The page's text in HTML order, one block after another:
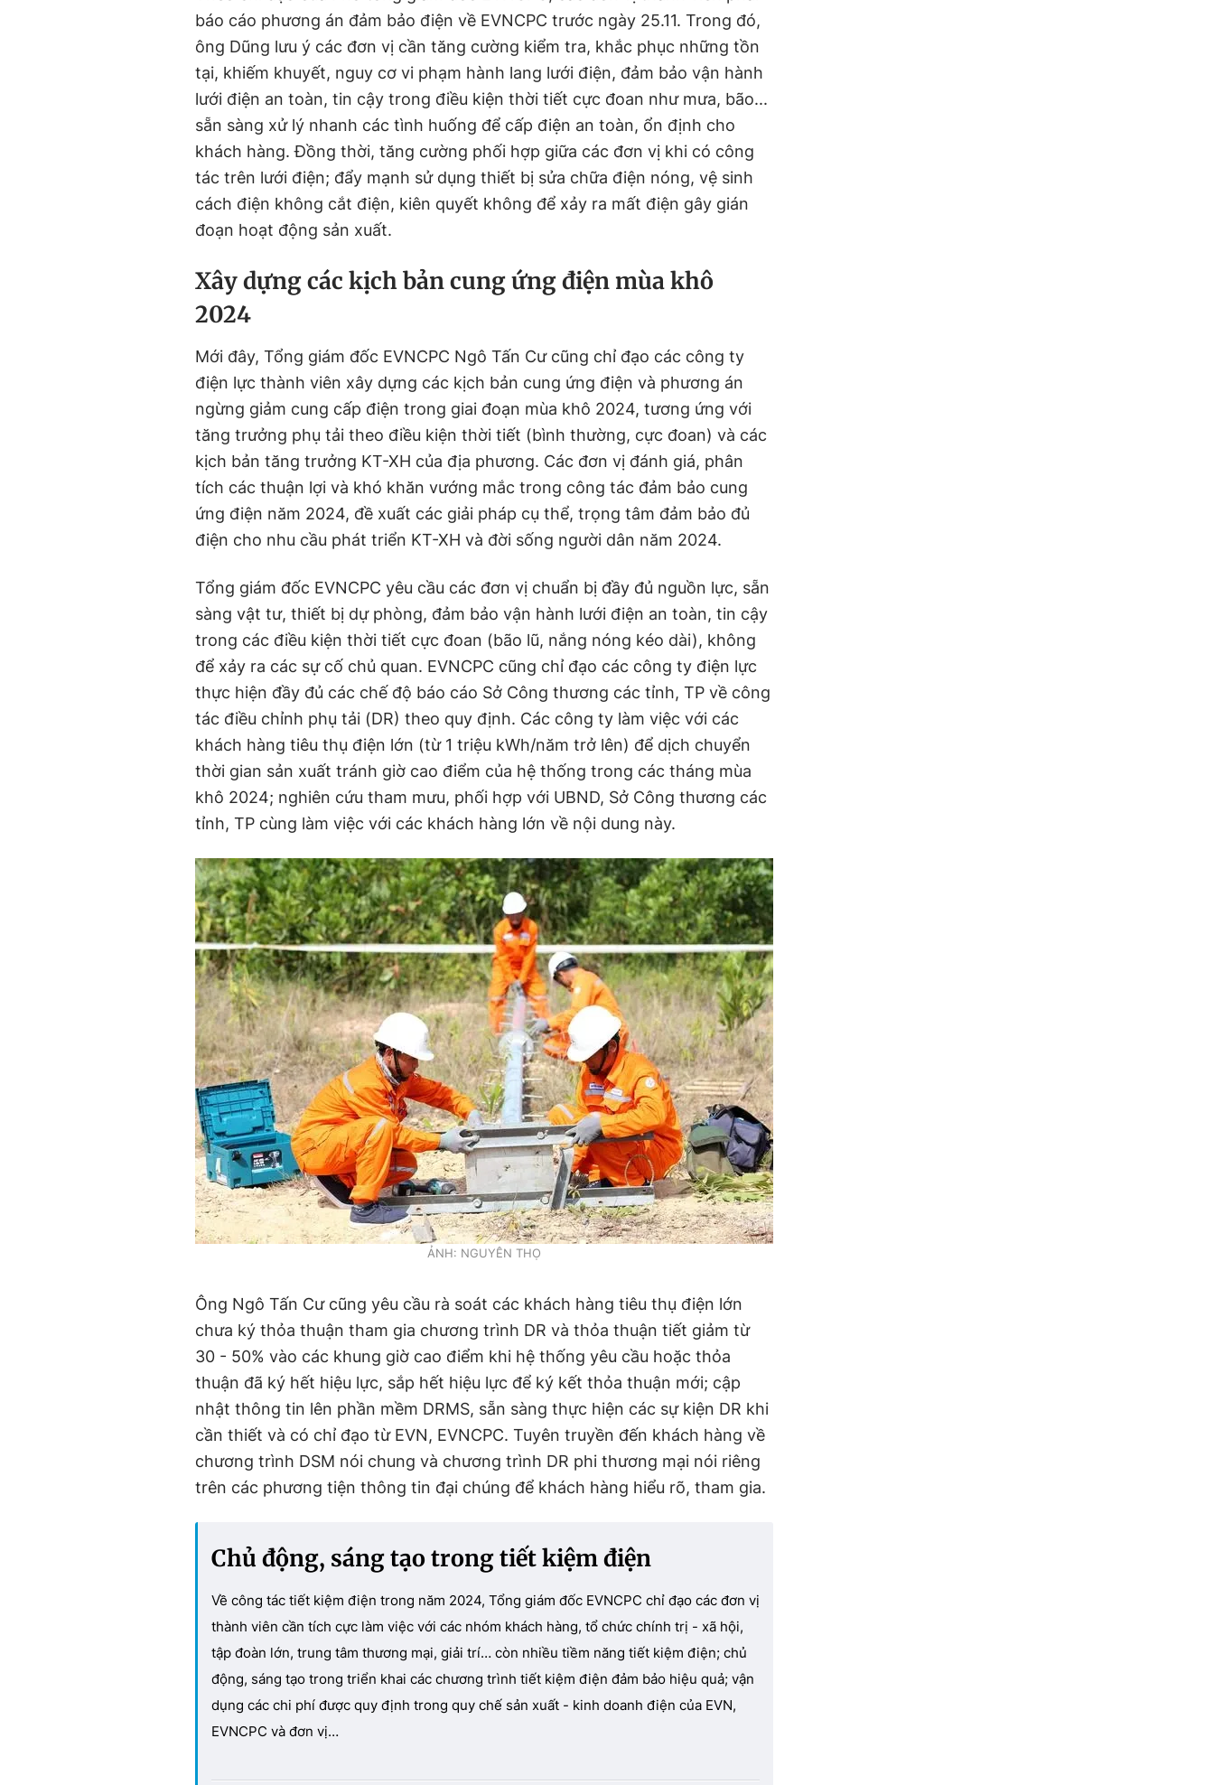
báo cáo phương án đảm bảo điện về EVNCPC trước ngày 25.11. Trong đó,
ông Dũng lưu ý các đơn vị cần tăng cường kiểm tra, khắc phục những tồn
tại, khiếm khuyết, nguy cơ vi phạm hành lang lưới điện, đảm bảo vận hành
lưới điện an toàn, tin cậy trong điều kiện thời tiết cực đoan như mưa, bão...
sẵn sàng xử lý nhanh các tình huống để cấp điện an toàn, ổn định cho
khách hàng. Đồng thời, tăng cường phối hợp giữa các đơn vị khi có công
tác trên lưới điện; đẩy mạnh sử dụng thiết bị sửa chữa điện nóng, vệ sinh
cách điện không cắt điện, kiên quyết không để xảy ra mất điện gây gián
đoạn hoạt động sản xuất.
Xây dựng các kịch bản cung ứng điện mùa khô
2024
Mới đây, Tổng giám đốc EVNCPC Ngô Tấn Cư cũng chỉ đạo các công ty
điện lực thành viên xây dựng các kịch bản cung ứng điện và phương án
ngừng giảm cung cấp điện trong giai đoạn mùa khô 2024, tương ứng với
tăng trưởng phụ tải theo điều kiện thời tiết (bình thường, cực đoan) và các
kịch bản tăng trưởng KT-XH của địa phương. Các đơn vị đánh giá, phân
tích các thuận lợi và khó khăn vướng mắc trong công tác đảm bảo cung
ứng điện năm 2024, đề xuất các giải pháp cụ thể, trọng tâm đảm bảo đủ
điện cho nhu cầu phát triển KT-XH và đời sống người dân năm 2024.
Tổng giám đốc EVNCPC yêu cầu các đơn vị chuẩn bị đầy đủ nguồn lực, sẵn
sàng vật tư, thiết bị dự phòng, đảm bảo vận hành lưới điện an toàn, tin cậy
trong các điều kiện thời tiết cực đoan (bão lũ, nắng nóng kéo dài), không
để xảy ra các sự cố chủ quan. EVNCPC cũng chỉ đạo các công ty điện lực
thực hiện đầy đủ các chế độ báo cáo Sở Công thương các tỉnh, TP về công
tác điều chỉnh phụ tải (DR) theo quy định. Các công ty làm việc với các
khách hàng tiêu thụ điện lớn (từ 1 triệu kWh/năm trở lên) để dịch chuyển
thời gian sản xuất tránh giờ cao điểm của hệ thống trong các tháng mùa
khô 2024; nghiên cứu tham mưu, phối hợp với UBND, Sở Công thương các
tỉnh, TP cùng làm việc với các khách hàng lớn về nội dung này.
ẢNH: NGUYÊN THỌ
Ông Ngô Tấn Cư cũng yêu cầu rà soát các khách hàng tiêu thụ điện lớn
chưa ký thỏa thuận tham gia chương trình DR và thỏa thuận tiết giảm từ
30 - 50% vào các khung giờ cao điểm khi hệ thống yêu cầu hoặc thỏa
thuận đã ký hết hiệu lực, sắp hết hiệu lực để ký kết thỏa thuận mới; cập
nhật thông tin lên phần mềm DRMS, sẵn sàng thực hiện các sự kiện DR khi
cần thiết và có chỉ đạo từ EVN, EVNCPC. Tuyên truyền đến khách hàng về
chương trình DSM nói chung và chương trình DR phi thương mại nói riêng
trên các phương tiện thông tin đại chúng để khách hàng hiểu rõ, tham gia.
Chủ động, sáng tạo trong tiết kiệm điện
Về công tác tiết kiệm điện trong năm 2024, Tổng giám đốc EVNCPC chỉ đạo các đơn vị
thành viên cần tích cực làm việc với các nhóm khách hàng, tổ chức chính trị - xã hội,
tập đoàn lớn, trung tâm thương mại, giải trí… còn nhiều tiềm năng tiết kiệm điện; chủ
động, sáng tạo trong triển khai các chương trình tiết kiệm điện đảm bảo hiệu quả; vận
dụng các chi phí được quy định trong quy chế sản xuất - kinh doanh điện của EVN,
EVNCPC và đơn vị…